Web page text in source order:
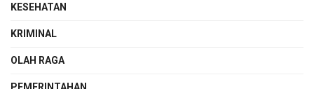
KESEHATAN
KRIMINAL
OLAH RAGA